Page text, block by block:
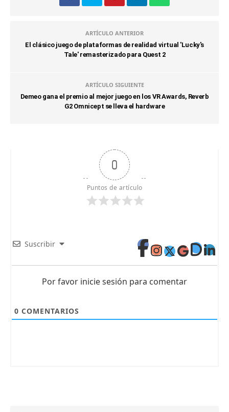
ARTÍCULO ANTERIOR
El clásico juego de plataformas de realidad virtual 'Lucky's
Tale' remasterizado para Quest 2
ARTÍCULO SIGUIENTE
Demeo gana el premio al mejor juego en los VR Awards, Reverb
G2 Omnicept se lleva el hardware
0
Puntos de artículo
Suscribir
Por favor inicie sesión para comentar
0 COMENTARIOS